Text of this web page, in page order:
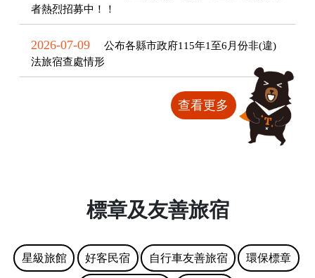
者熱烈招募中！！
2026-07-09
公布各縣市政府115年1至6月份非(違)
法旅宿查處情形
查看更多
標章及友善旅宿
星級旅館 好客民宿 自行車友善旅宿 環保標章